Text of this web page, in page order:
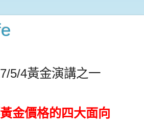
5/4黃金演講之一
金價格的四大面向